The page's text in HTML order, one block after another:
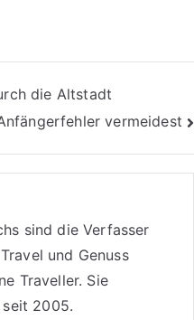
die Altstadt
vermeidest
sind die Verfasser
und Genuss
Traveller. Sie
2005.